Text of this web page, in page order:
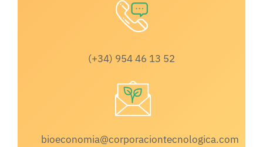
(+34) 954 46 13 52
bioeconomia@corporaciontecnologica.com